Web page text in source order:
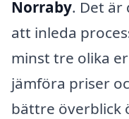
Norraby. Det är
att inleda
minst tre olika
jämföra priser
bättre överblick